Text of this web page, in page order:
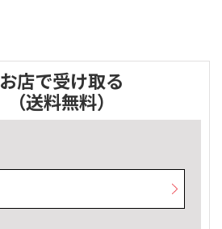
お店で受け取る
（送料無料）